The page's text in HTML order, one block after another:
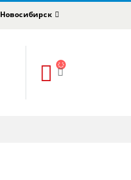
Новосибирск